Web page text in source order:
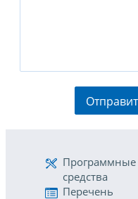
Программные
средства
Перечень